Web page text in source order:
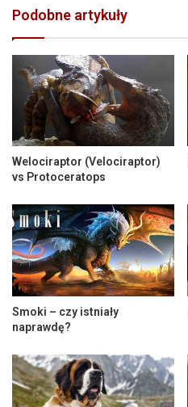
Podobne artykuły
Welociraptor (Velociraptor)
vs Protoceratops
Smoki – czy istniały
naprawdę?